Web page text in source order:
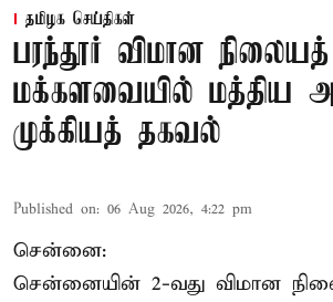
தமிழக செய்திகள்
பரந்தூர் விமான
மக்களவையில் மத்திய
முக்கியத் தகவல்
Published on: 06 Aug 2026, 4:22 pm
சென்னை:
சென்னையின் 2-வது விமான